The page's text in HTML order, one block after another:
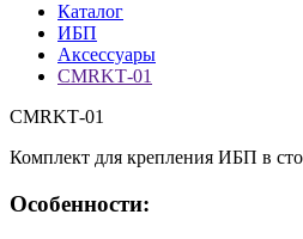
Каталог
ИБП
Аксессуары
CMRKТ-01
CMRKТ-01
Комплект для крепления ИБП в
Особенности: